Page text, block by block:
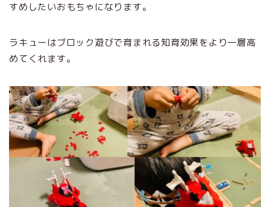
すめしたいおもちゃになります。
ラキューはブロック遊びで育まれる知育効果をより一層高
めてくれます。